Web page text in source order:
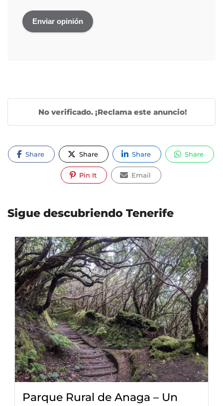
No verificado. ¡Reclama este anuncio!
Share Share Share Share
Pin It Email
Sigue descubriendo Tenerife
Parque Rural de Anaga – Un